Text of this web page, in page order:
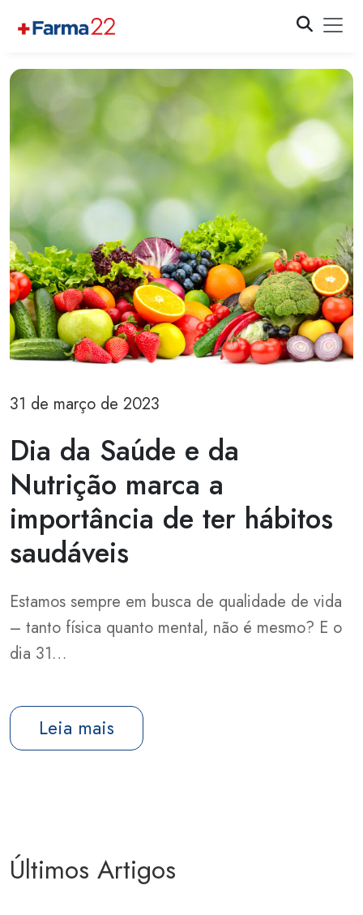
31 de março de 2023
Dia da Saúde e da
Nutrição marca a
importância de ter hábitos
saudáveis
Estamos sempre em busca de qualidade de vida
– tanto física quanto mental, não é mesmo? E o
dia 31…
Leia mais
Últimos Artigos